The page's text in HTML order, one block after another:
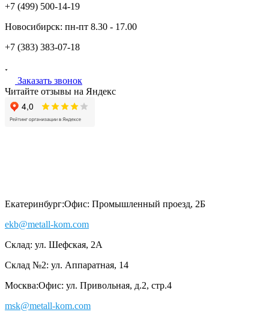
+7 (499) 500-14-19
Новосибирск: пн-пт 8.30 - 17.00
+7 (383) 383-07-18
Заказать звонок
Читайте отзывы на Яндекс
Екатеринбург:Офис: Промышленный проезд, 2Б
ekb@metall-kom.com
Склад: ул. Шефская, 2А
Склад №2: ул. Аппаратная, 14
Москва:Офис: ул. Привольная, д.2, стр.4
msk@metall-kom.com